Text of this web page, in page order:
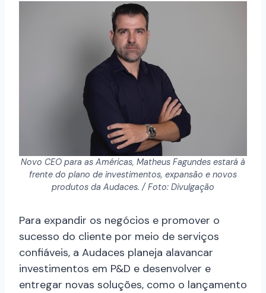
Novo CEO para as Américas, Matheus Fagundes estará à
frente do plano de investimentos, expansão e novos
produtos da Audaces. / Foto: Divulgação
Para expandir os negócios e promover o
sucesso do cliente por meio de serviços
confiáveis, a Audaces planeja alavancar
investimentos em P&D e desenvolver e
entregar novas soluções, como o lançamento